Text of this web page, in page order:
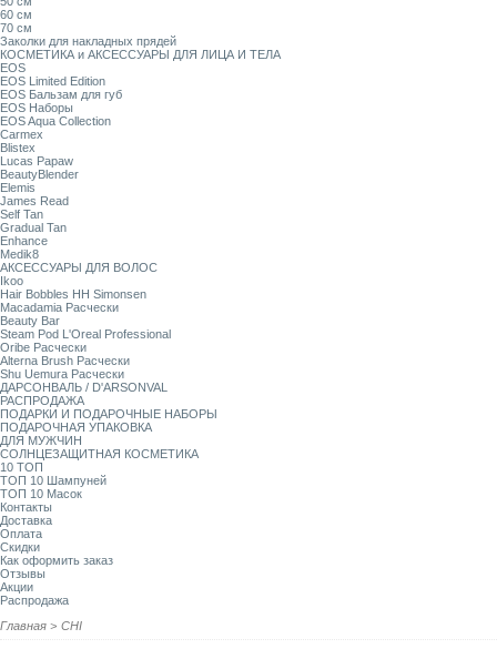
60 см
70 см
Заколки для накладных прядей
КОСМЕТИКА и АКСЕССУАРЫ ДЛЯ ЛИЦА И ТЕЛА
EOS
EOS Limited Edition
EOS Бальзам для губ
EOS Наборы
EOS Aqua Collection
Carmex
Blistex
Lucas Papaw
BeautyBlender
Elemis
James Read
Self Tan
Gradual Tan
Enhance
Medik8
АКСЕССУАРЫ ДЛЯ ВОЛОС
Ikoo
Hair Bobbles HH Simonsen
Macadamia Расчески
Beauty Bar
Steam Pod L'Oreal Professional
Oribe Расчески
Alterna Brush Расчески
Shu Uemura Расчески
ДАРСОНВАЛЬ / D'ARSONVAL
РАСПРОДАЖА
ПОДАРКИ И ПОДАРОЧНЫЕ НАБОРЫ
ПОДАРОЧНАЯ УПАКОВКА
ДЛЯ МУЖЧИН
СОЛНЦЕЗАЩИТНАЯ КОСМЕТИКА
10 ТОП
ТОП 10 Шампуней
ТОП 10 Масок
Контакты
Доставка
Оплата
Скидки
Как оформить заказ
Отзывы
Акции
Распродажа
Главная > CHI